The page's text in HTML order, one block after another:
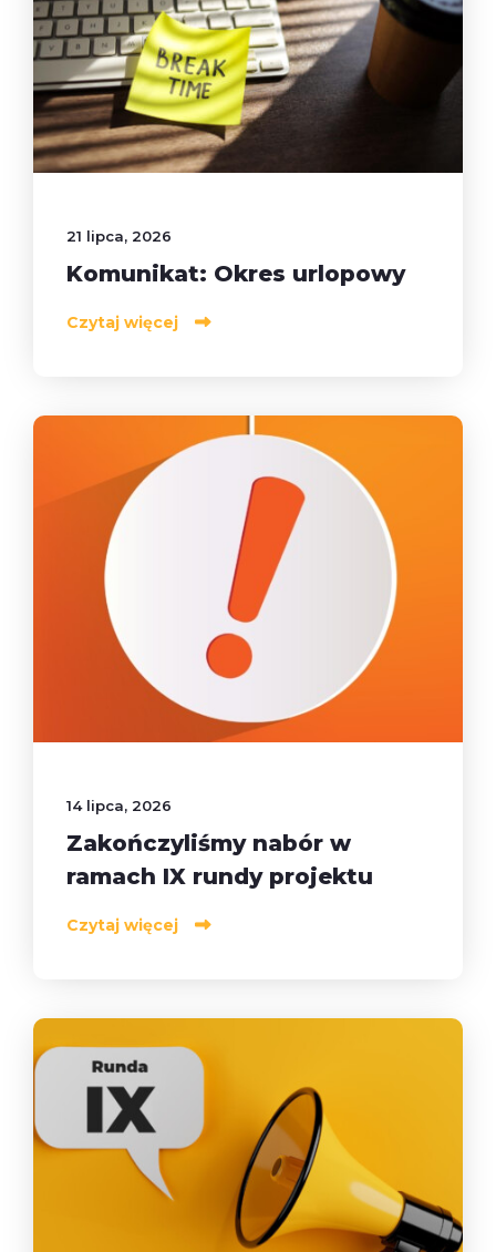
21 lipca, 2026
Komunikat: Okres urlopowy
Czytaj więcej
14 lipca, 2026
Zakończyliśmy nabór w
ramach IX rundy projektu
Czytaj więcej